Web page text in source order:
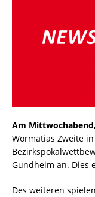
Am
Wormatias Zweite
Gundheim an. Dies
Des weiteren